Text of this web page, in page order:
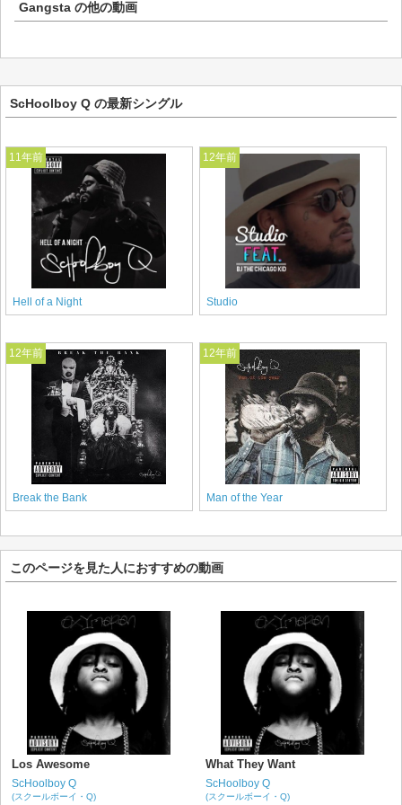
Gangsta の他の動画
ScHoolboy Q の最新シングル
11年前
Hell of a Night
12年前
Studio
12年前
Break the Bank
12年前
Man of the Year
このページを見た人におすすめの動画
Los Awesome
ScHoolboy Q
(スクールボーイ・Q)
What They Want
ScHoolboy Q
(スクールボーイ・Q)